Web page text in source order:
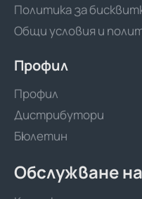
Политика за
Общи условия и
Профил
Профил
Дистрибутори
Бюлетин
Обслужване